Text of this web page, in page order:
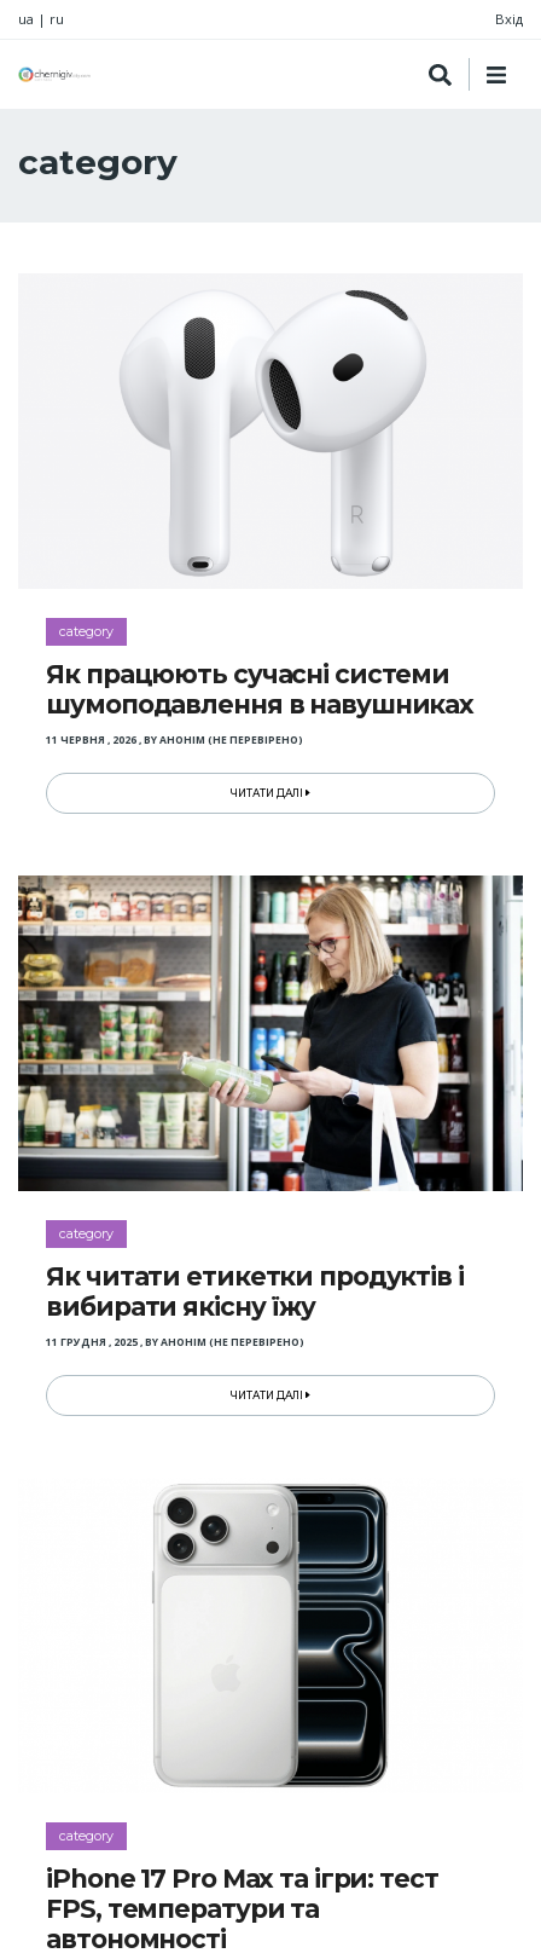
ua | ru Вхід
category
category
Як працюють сучасні системи
шумоподавлення в навушниках
11 ЧЕРВНЯ , 2026,BYАНОНІМ (НЕ ПЕРЕВІРЕНО)
ЧИТАТИ ДАЛІ
category
Як читати етикетки продуктів і
вибирати якісну їжу
11 ГРУДНЯ , 2025,BYАНОНІМ (НЕ ПЕРЕВІРЕНО)
ЧИТАТИ ДАЛІ
category
iPhone 17 Pro Max та ігри: тест
FPS, температури та
автономності